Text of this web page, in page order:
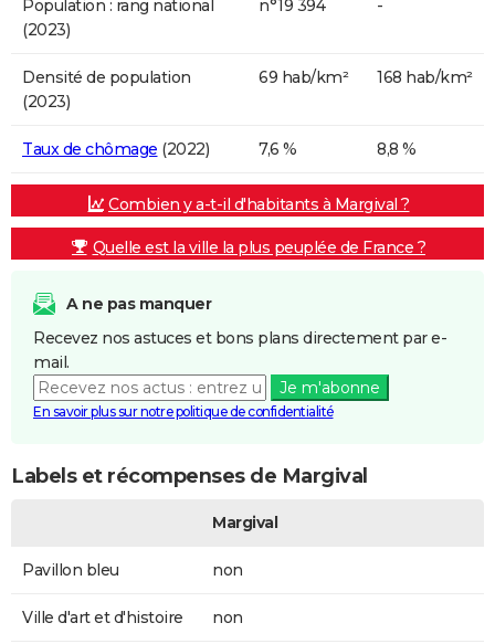
Population : rang national
(2023)
n°19 394 -
Densité de population
(2023)
69 hab/km² 168 hab/km²
Taux de chômage (2022) 7,6 % 8,8 %
Combien y a-t-il d'habitants à Margival ?
Quelle est la ville la plus peuplée de France ?
A ne pas manquer
Recevez nos astuces et bons plans directement par e-
mail.
Je m'abonne
En savoir plus sur notre politique de confidentialité
Labels et récompenses de Margival
Margival
Pavillon bleu non
Ville d'art et d'histoire non